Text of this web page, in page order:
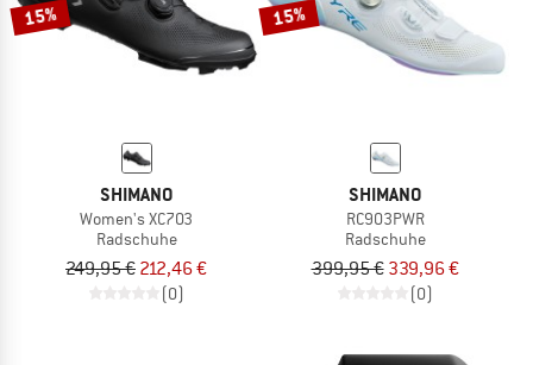
15%
SHIMANO
Women's XC703
Radschuhe
249,95 € 212,46 €
(0)
15%
SHIMANO
RC903PWR
Radschuhe
399,95 € 339,96 €
(0)